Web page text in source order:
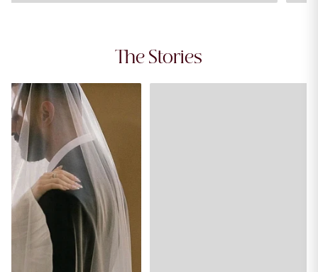
The Stories